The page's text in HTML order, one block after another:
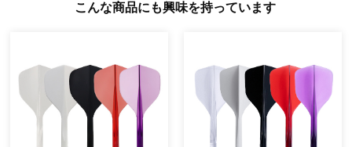
こんな商品にも興味を持っています